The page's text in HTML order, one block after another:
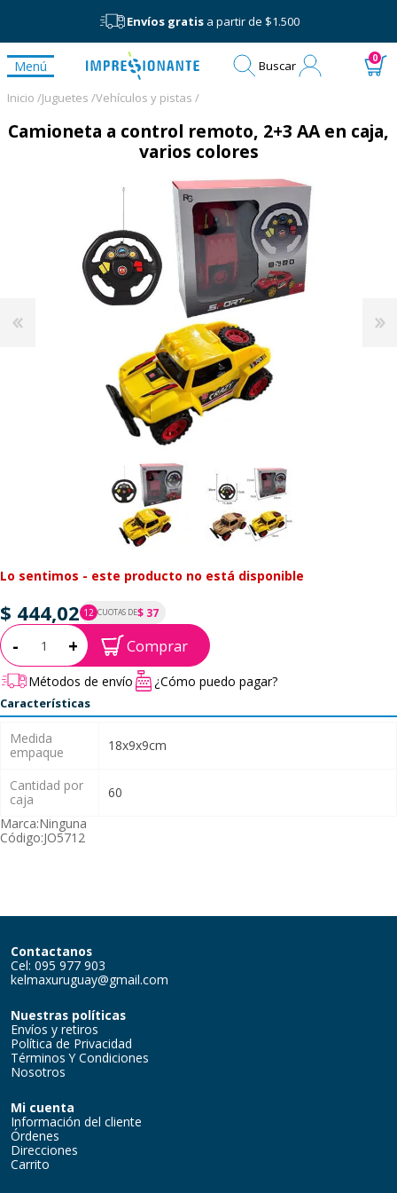
Envíos gratisa partir de $1.500
Menú Buscar 0
Inicio /Juguetes /Vehículos y pistas /
Camioneta a control remoto, 2+3 AA en caja,
varios colores
Lo sentimos - este producto no está disponible
$ 444,02 12 CUOTAS DE$ 37
P.T.F. $ 444
Cantidad:
- + Comprar
Métodos de envío ¿Cómo puedo pagar?
Características
Medida
empaque
18x9x9cm
Cantidad por
caja
60
Marca:Ninguna
Código:JO5712
Contactanos
Cel: 095 977 903
kelmaxuruguay@gmail.com
Nuestras políticas
Envíos y retiros
Política de Privacidad
Términos Y Condiciones
Nosotros
Mi cuenta
Información del cliente
Órdenes
Direcciones
Carrito